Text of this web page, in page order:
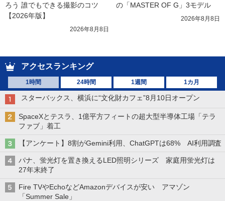
ろう 誰でもできる撮影のコツ
【2026年版】
2026年8月8日
の「MASTER OF G」3モデル
2026年8月8日
アクセスランキング
1時間 24時間 1週間 1カ月
スターバックス、横浜に“文化財カフェ”8月10日オープン
SpaceXとテスラ、1億平方フィートの超大型半導体工場「テラ
ファブ」着工
【アンケート】8割がGemini利用、ChatGPTは68% AI利用調査
パナ、蛍光灯を置き換えるLED照明シリーズ 家庭用蛍光灯は
27年末終了
Fire TVやEchoなどAmazonデバイスが安い アマゾン
「Summer Sale」